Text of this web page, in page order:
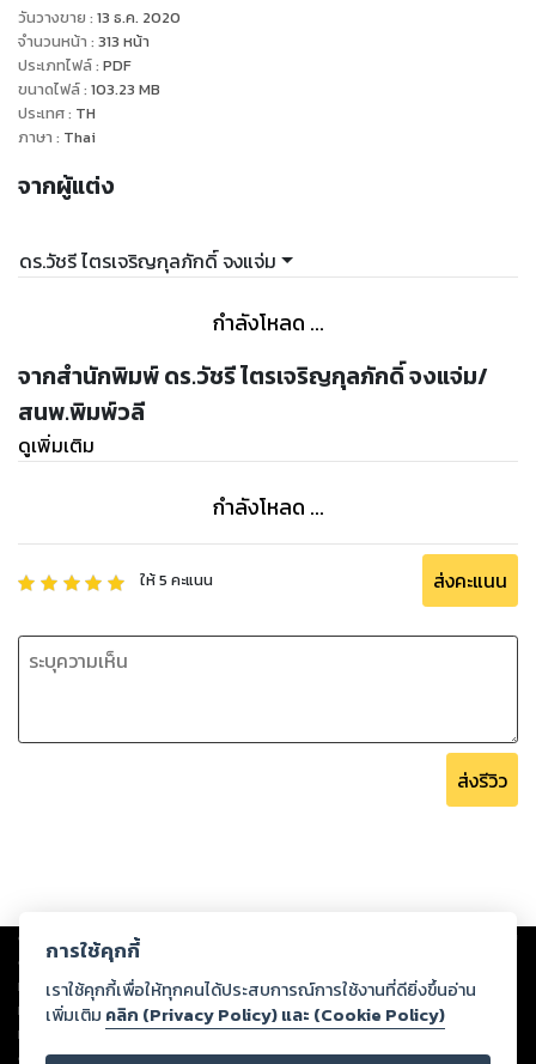
ดังนั้น การปฏิวัติอุตสาหกรรม (Industrial Revolution) จึง
เป็นการเปลี่ยนแปลงที่เกิดขึ้นอย่างรวดเร็วในการผลิตสินค้า
อุตสาหกรรม โดยเปลี่ยนจากการผลิตในระบบช่างฝีมือมาเป็นการ
ผลิตด้วยเครื่องจักร อันเป็นผลที่เกิดจากการที่มนุษย์สามารถ
สัตว์ ทำให้สามารถเพิ่มประสิทธิภาพในการเพิ่มผลผลิตได้อย่าง
จากการเปลี่ยนแปลงดังกล่าว ธุรกิจจึงมีการทำงานที่ซับซ้อนยุ่ง
ยากมากขึ้น และต้องเผชิญกับสภาวะการแข่งขันที่รุนแรงเพิ่มขึ้น
และได้ถูกพัฒนาขึ้นมาเป็นแนวความคิดการจัดการและได้มีการ
ปรับปรุงเพื่อให้สามารถใช้ในการบริหารจัดการองค์การได้อย่างมี
ประสิทธิภาพเป็นลำดับ โดยมีทฤษฎีในการบริหารจัดการที่ใช้เป็น
เครื่องมือที่มีประสิทธิภาพตามแต่จะนำมาปรับใช้กับธุรกิจและ
องค์กรของตน
นี้ ได้อธิบายรายละเอียดต่าง ๆเกี่ยวกับวิวัฒนาการของการจัดการ
และทฤษฎีการจัดการต่าง ๆ ที่สำคัญเอาไว้เพื่อเติมเต็มความรู้
เกี่ยวกับการจัดการได้เป็นอย่างดี เหมาะกับนักเรียน นักศึกษา
ตั้งแต่ระดับปริญญาตรี-ปริญญาเอก และผู้ที่สนใจเพื่อเป็น
แนวทางเพิ่มเติมความรู้และนำไปใช้เป็นประโยชน์ในการเรียนและ
วันวางขาย : 13 ธ.ค. 2020
จำนวนหน้า : 313 หน้า
ประเภทไฟล์: PDF
ขนาดไฟล์: 103.23 MB
ประเทศ: TH
ภาษา : Thai
จากผู้แต่ง
ดร.วัชรี ไตรเจริญกุลภักดิ์ จงแจ่ม
กำลังโหลด ...
จากสำนักพิมพ์ ดร.วัชรี ไตรเจริญกุลภักดิ์ จงแจ่ม/
สนพ.พิมพ์วลี
ดูเพิ่มเติม
กำลังโหลด ...
ให้5 คะแนน ส่งคะแนน
ส่งรีวิว
Copyright © 2026
ต่อผลงานหรือเนื้อหาใดที่อัปโหลดผ่านเว็บไซต์และปรากฏว่าละเมิดสิทธิใน
ทรัพย์สินทางปัญญาของบุคคลอื่นหรือขัดต่อกฎหมายและศีลธรรม ดังนั้น ผู้อ่าน
ทุกท่านโปรดใช้วิจารณญาณในการกลั่นกรองด้วยตนเอง และหากท่านพบว่าส่วน
หนึ่งส่วนใดขัดต่อกฎหมายและศีลธรรม กรุณาแจ้งมายังบริษัท เพื่อทีมงานจะได้
ดำเนินการในทันที ทั้งนี้ ทางสตอรี่ล็อกขอสงวนลิขสิทธิ์ตามพระราชบัญญัติ
การใช้คุกกี้
เราใช้คุกกี้เพื่อให้ทุกคนได้ประสบการณ์การใช้งานที่ดียิ่งขึ้นอ่าน
เพิ่มเติม คลิก (Privacy Policy) และ (Cookie Policy)